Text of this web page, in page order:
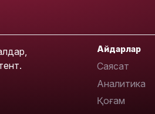
Айдарлар
Саясат
Аналитика
Қоғам